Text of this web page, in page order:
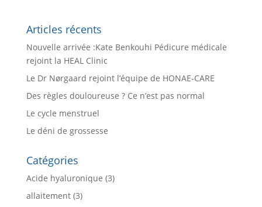
Articles récents
Nouvelle arrivée :Kate Benkouhi Pédicure médicale
rejoint la HEAL Clinic
Le Dr Nørgaard rejoint l’équipe de HONAE-CARE
Des règles douloureuse ? Ce n’est pas normal
Le cycle menstruel
Le déni de grossesse
Catégories
Acide hyaluronique (3)
allaitement(3)